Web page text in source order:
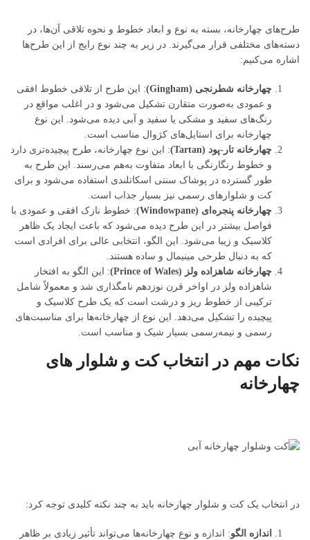
طرح‌های چهارخانه، بسته به نوع و ابعاد خطوط و نحوه تلاقی آن‌ها، در
دسته‌های مختلفی قرار می‌گیرند. در زیر به چند نوع رایج از این طرح‌ها
اشاره می‌کنیم:
چهارخانه شطرنجی (Gingham)
: این طرح از تلاقی خطوط افقی
و عمودی به‌صورت متقارن تشکیل می‌شود و در اغلب مواقع در
رنگ‌های سفید و مشکی یا سفید و آبی دیده می‌شود. این نوع
چهارخانه برای استایل‌های کژوال مناسب است.
چهارخانه تار-پود (Tartan)
: این نوع چهارخانه، طرح پیچیده‌تری دارد
و خطوط رنگارنگی با ابعاد متفاوت به‌هم می‌رسند. این طرح به
طور گسترده در پوشاک سنتی اسکاتلندی استفاده می‌شود و برای
کت و شلوارهای رسمی نیز بسیار جذاب است.
چهارخانه پنجره‌ای (Windowpane)
: خطوط نازک افقی و عمودی با
فواصل بیشتر در این طرح دیده می‌شود که باعث ایجاد یک ظاهر
کلاسیک و زیبا می‌شود. این الگو، انتخابی عالی برای افرادی است
که به دنبال طرحی مینیمال و ساده هستند.
چهارخانه شاهزاده ولز (Prince of Wales)
: این الگو به افتخار
شاهزاده ولز در اواخر قرن نوزدهم نامگذاری شد و معمولاً شامل
ترکیبی از خطوط ریز و درشت است که یک طرح کلاسیک و
پیچیده را تشکیل می‌دهد. این نوع از چهارخانه‌ها برای مناسبت‌های
رسمی و نیمه‌رسمی بسیار شیک و مناسب است.
نکات مهم در انتخاب کت و شلوار های
چهارخانه
در انتخاب یک کت و شلوار چهارخانه باید به چند نکته کلیدی توجه کرد:
اندازه الگو: اندازه و نوع چهارخانه‌ها می‌تواند تأثیر زیادی بر ظاهر